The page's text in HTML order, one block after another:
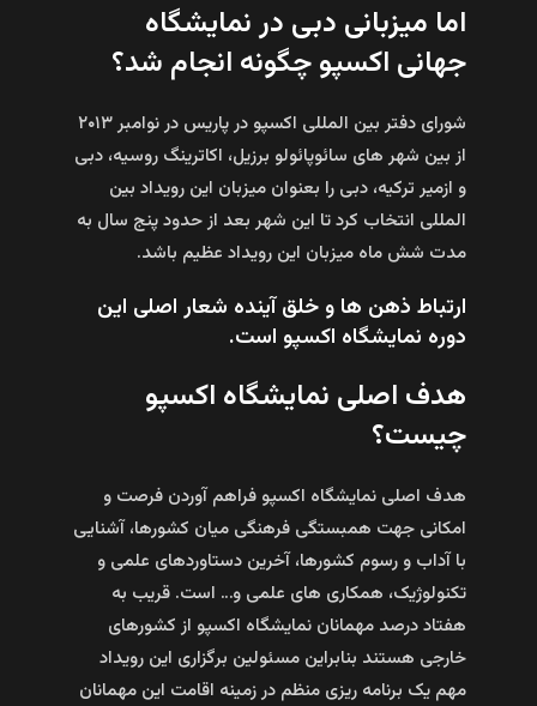
اما میزبانی دبی در نمایشگاه
جهانی اکسپو چگونه انجام شد؟
شورای دفتر بین المللی اکسپو در پاریس در نوامبر ۲۰۱۳
از بین شهر های سائوپائولو برزیل، اکاترینگ روسیه، دبی
و ازمیر ترکیه، دبی را بعنوان میزبان این رویداد بین
المللی انتخاب کرد تا این شهر بعد از حدود پنج سال به
مدت شش ماه میزبان این رویداد عظیم باشد.
ارتباط ذهن ها و خلق آینده شعار اصلی این
دوره نمایشگاه اکسپو است.
هدف اصلی نمایشگاه اکسپو
چیست؟
هدف اصلی نمایشگاه اکسپو فراهم آوردن فرصت و
امکانی جهت همبستگی فرهنگی میان کشورها، آشنایی
با آداب و رسوم کشورها، آخرین دستاوردهای علمی و
تکنولوژیک، همکاری های علمی و… است. قریب به
هفتاد درصد مهمانان نمایشگاه اکسپو از کشورهای
خارجی هستند بنابراین مسئولین برگزاری این رویداد
مهم یک برنامه ریزی منظم در زمینه اقامت این مهمانان